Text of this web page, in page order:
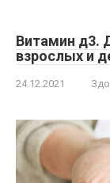
Витамин д3.
взрослых и
24.12.2021